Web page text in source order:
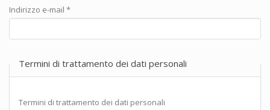
Indirizzo e-mail *
Termini di trattamento dei dati personali
Termini di trattamento dei dati personali